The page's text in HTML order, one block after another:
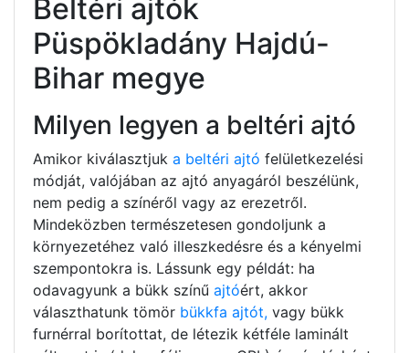
Beltéri ajtók
Püspökladány Hajdú-
Bihar megye
Milyen legyen a beltéri ajtó
Amikor kiválasztjuk a beltéri ajtó felületkezelési
módját, valójában az ajtó anyagáról beszélünk,
nem pedig a színéről vagy az erezetről.
Mindeközben természetesen gondoljunk a
környezetéhez való illeszkedésre és a kényelmi
szempontokra is. Lássunk egy példát: ha
odavagyunk a bükk színű ajtóért, akkor
választhatunk tömör bükkfa ajtót, vagy bükk
furnérral borítottat, de létezik kétféle laminált